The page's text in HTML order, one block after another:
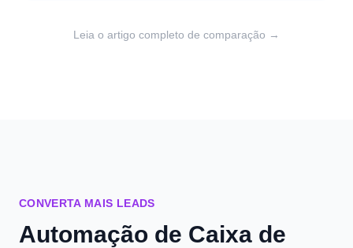
Leia o artigo completo de comparação →
CONVERTA MAIS LEADS
Automação de Caixa de